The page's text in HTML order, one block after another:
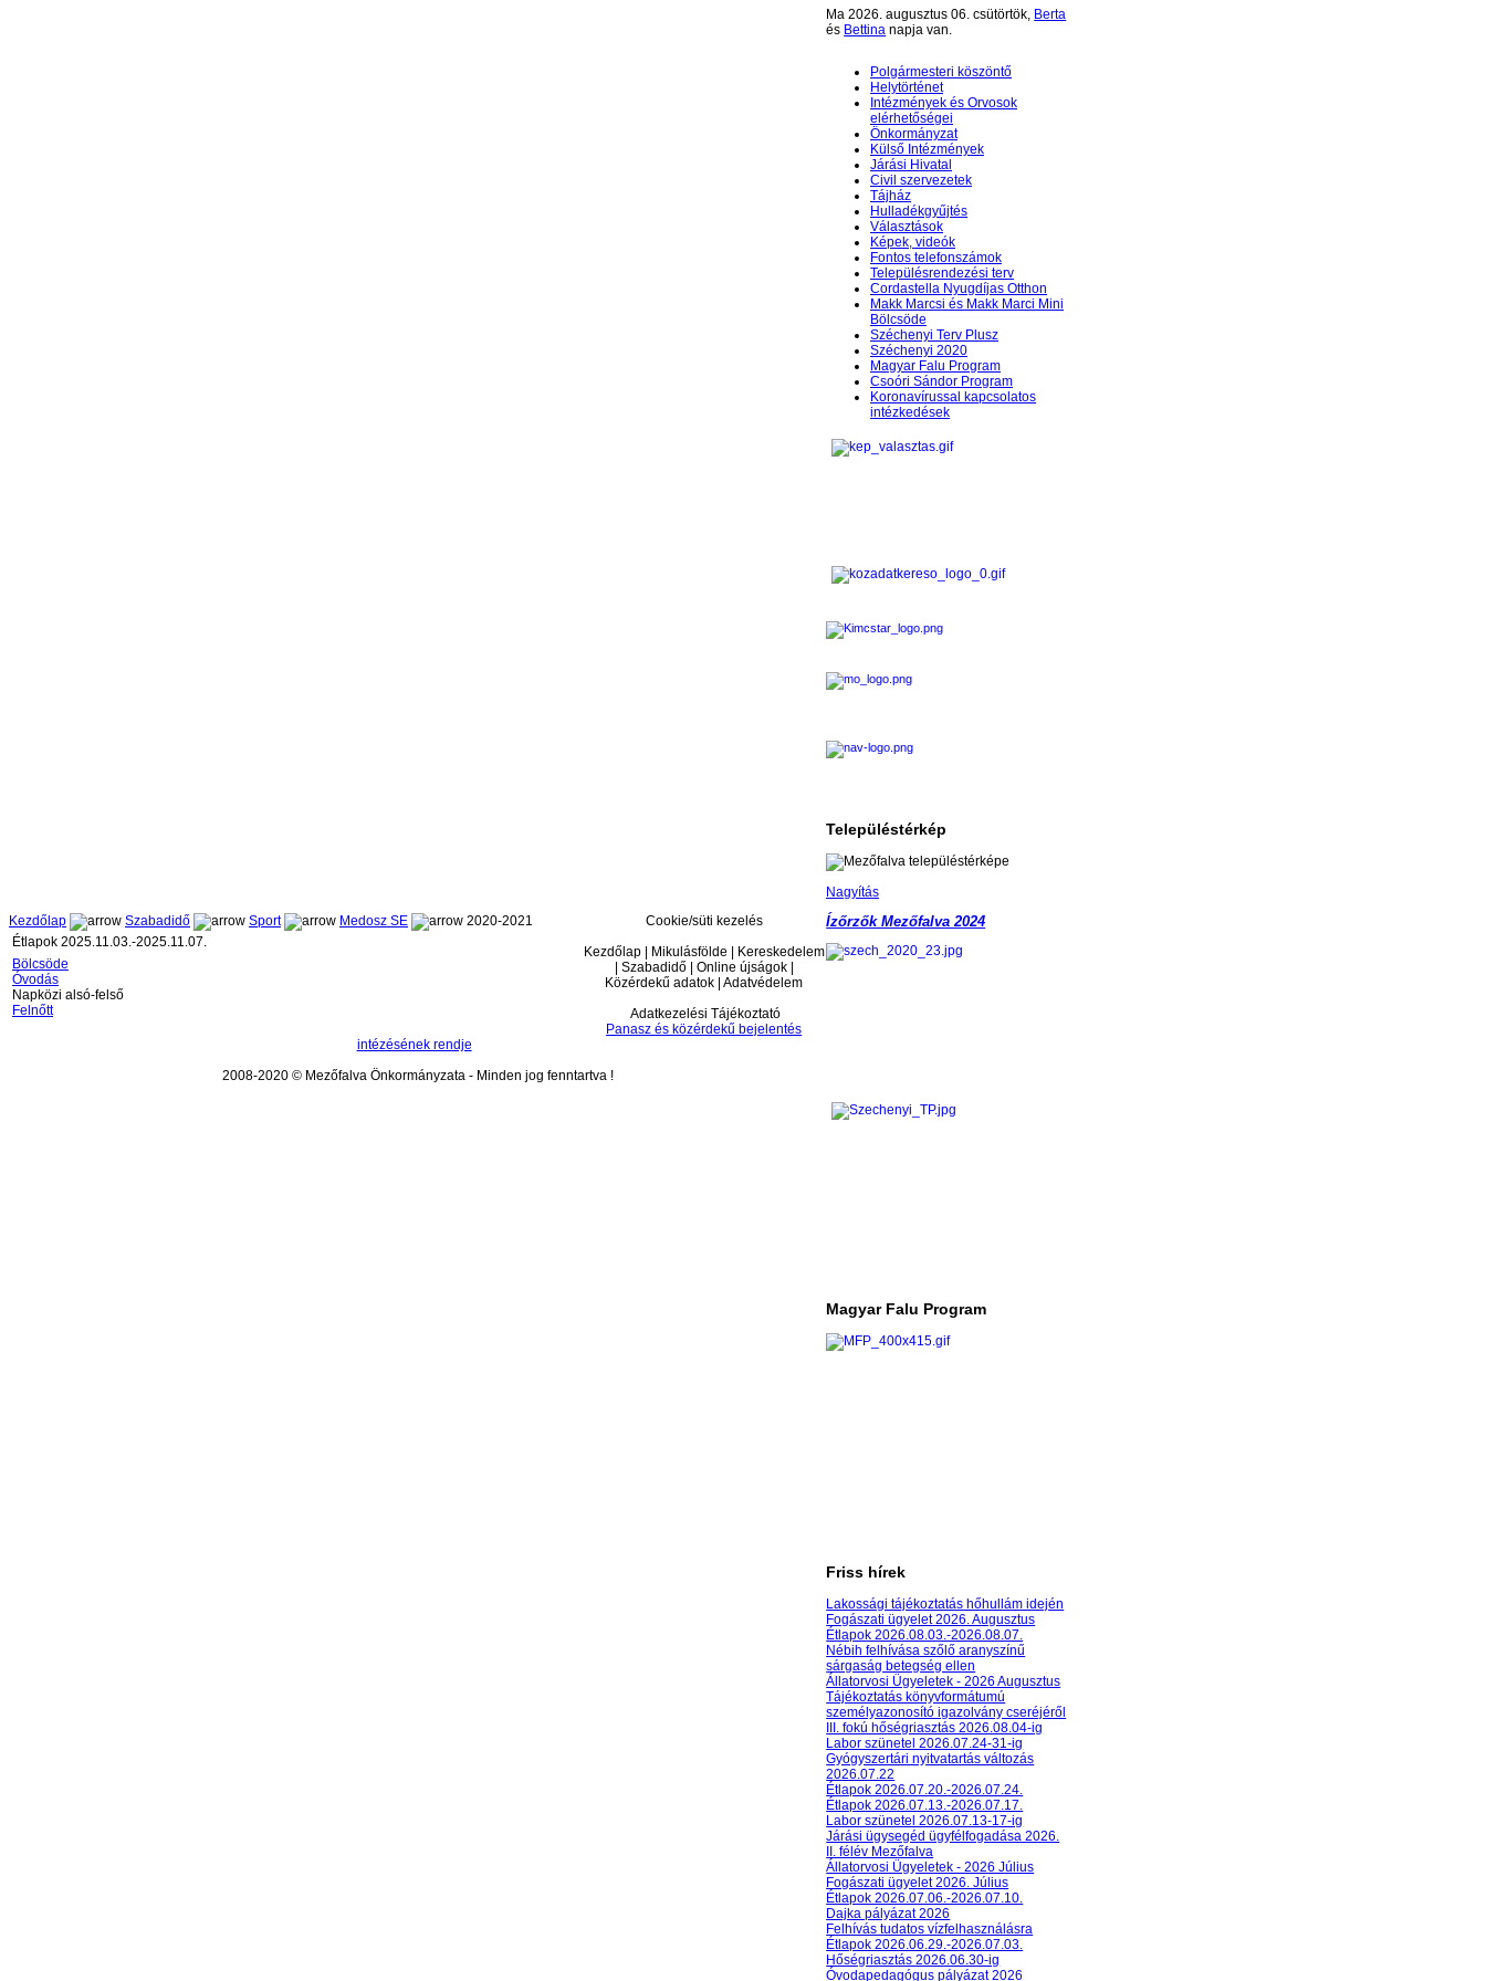
Ma 2026. augusztus 06. csütörtök, Berta
és Bettina napja van.
Polgármesteri köszöntő
Helytörténet
Intézmények és Orvosok
elérhetőségei
Önkormányzat
Külső Intézmények
Járási Hivatal
Civil szervezetek
Tájház
Hulladékgyűjtés
Választások
Képek, videók
Fontos telefonszámok
Településrendezési terv
Cordastella Nyugdíjas Otthon
Makk Marcsi és Makk Marci Mini
Bölcsöde
Széchenyi Terv Plusz
Széchenyi 2020
Magyar Falu Program
Csoóri Sándor Program
Koronavírussal kapcsolatos
intézkedések
Településtérkép
Nagyítás
Kezdőlap
Szabadidő Sport Medosz SE
2020-2021
Étlapok 2025.11.03.-2025.11.07.
Bölcsöde
Óvodás
Napközi alsó-felső
Felnőtt
Ízőrzők Mezőfalva 2024
Magyar Falu Program
Friss hírek
Lakossági tájékoztatás hőhullám idején
Fogászati ügyelet 2026. Augusztus
Étlapok 2026.08.03.-2026.08.07.
Nébih felhívása szőlő aranyszínű
sárgaság betegség ellen
Állatorvosi Ügyeletek - 2026 Augusztus
Tájékoztatás könyvformátumú
személyazonosító igazolvány cseréjéről
III. fokú hőségriasztás 2026.08.04-ig
Labor szünetel 2026.07.24-31-ig
Gyógyszertári nyitvatartás változás
2026.07.22
Étlapok 2026.07.20.-2026.07.24.
Étlapok 2026.07.13.-2026.07.17.
Labor szünetel 2026.07.13-17-ig
Járási ügysegéd ügyfélfogadása 2026.
II. félév Mezőfalva
Állatorvosi Ügyeletek - 2026 Július
Fogászati ügyelet 2026. Július
Étlapok 2026.07.06.-2026.07.10.
Dajka pályázat 2026
Felhívás tudatos vízfelhasználásra
Étlapok 2026.06.29.-2026.07.03.
Hőségriasztás 2026.06.30-ig
Óvodapedagógus pályázat 2026
Cookie/süti kezelés
Kezdőlap | Mikulásfölde | Kereskedelem
| Szabadidő | Online újságok |
Közérdekű adatok | Adatvédelem
Adatkezelési Tájékoztató
Panasz és közérdekű bejelentés
intézésének rendje
2008-2020 © Mezőfalva Önkormányzata - Minden jog fenntartva !